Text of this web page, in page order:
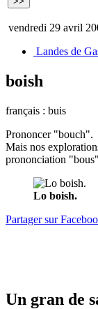
vendredi 29 avril
Landes de
boish
français : buis
Prononcer "bouch".
Mais nos
prononciation
Lo boish.
Partager sur
Un gran de